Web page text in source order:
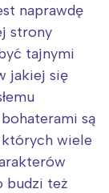
naprawdę
strony
tajnymi
jakiej się
są
wiele
budzi też